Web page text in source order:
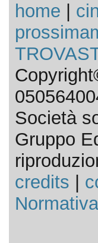
home
Società
Gruppo
credits